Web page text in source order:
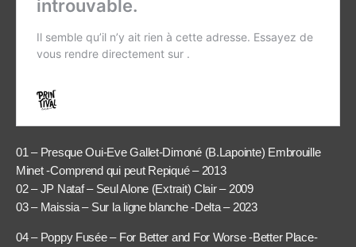
01 – Presque Oui-Eve Gallet-Dimoné (B.Lapointe) Embrouille
Minet -Comprend qui peut Repiqué – 2013
02 – JP Nataf – Seul Alone (Extrait) Clair – 2009
03 – Maissia – Sur la ligne blanche -Delta – 2023
04 – Poppy Fusée – For Better and For Worse -Better Place-